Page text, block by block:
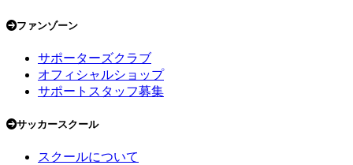
ファンゾーン
サポーターズクラブ
オフィシャルショップ
サポートスタッフ募集
サッカースクール
スクールについて